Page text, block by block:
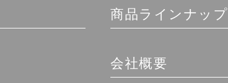
商品ラインナップ
会社概要